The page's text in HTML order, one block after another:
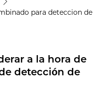
para deteccion de
a la hora de
detección de